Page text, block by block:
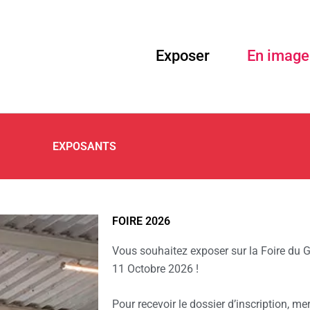
Exposer En image
EXPOSANTS
FOIRE 2026
Vous souhaitez exposer sur la Foire du
11 Octobre 2026 !
Pour recevoir le dossier d’inscription,